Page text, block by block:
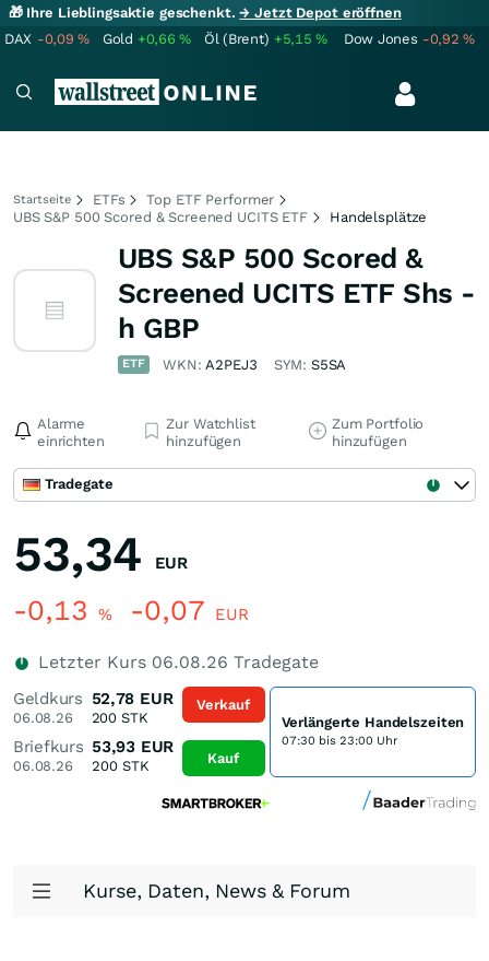
🎁 Ihre Lieblingsaktie geschenkt.→ Jetzt Depot eröffnen
DAX -0,09% Gold +0,66% Öl (Brent) +5,15% Dow Jones -0,92%
Startseite ETFs
Top ETF Performer
UBS S&P 500 Scored & Screened UCITS ETF
Handelsplätze
UBS S&P 500 Scored &
Screened UCITS ETF Shs -
h GBP
ETF WKN:A2PEJ3 SYM: S5SA
Alarme
einrichten
Zur Watchlist
hinzufügen
Zum Portfolio
hinzufügen
Tradegate
53,34 EUR
-0,13 % -0,07 EUR
Letzter Kurs 06.08.26 Tradegate
Geldkurs
06.08.26
52,78 EUR
200 STK
Briefkurs
06.08.26
53,93 EUR
200STK
Verkauf
Kauf
Verlängerte Handelszeiten
07:30 bis 23:00 Uhr
Kurse, Daten, News & Forum